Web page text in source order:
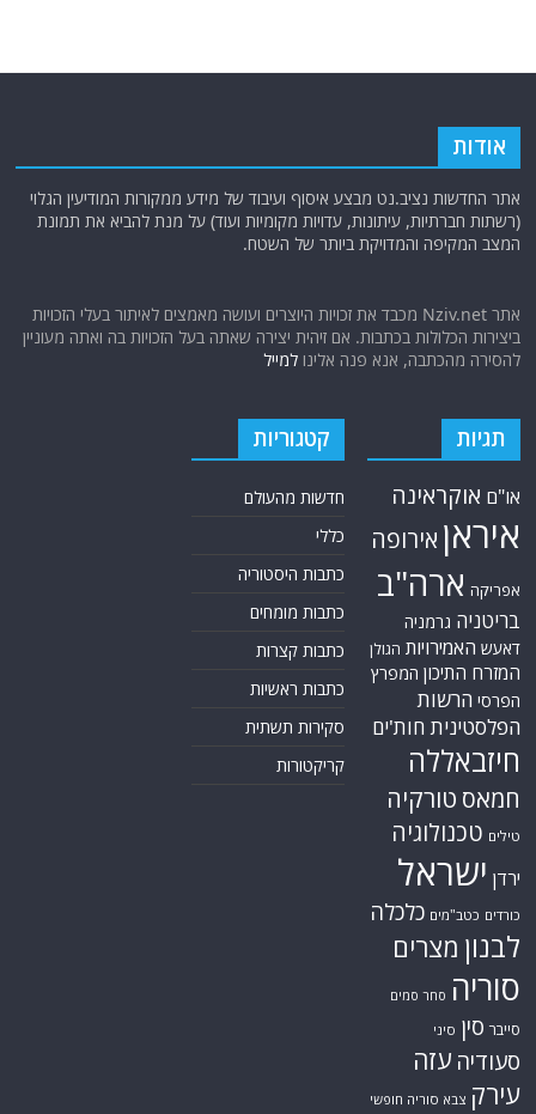
אודות
אתר החדשות נציב.נט מבצע איסוף ועיבוד של מידע ממקורות המודיעין הגלוי
(רשתות חברתיות, עיתונות, עדויות מקומיות ועוד) על מנת להביא את תמונת
המצב המקיפה והמדויקת ביותר של השטח.
אתר Nziv.net מכבד את זכויות היוצרים ועושה מאמצים לאיתור בעלי הזכויות
ביצירות הכלולות בכתבות. אם זיהית יצירה שאתה בעל הזכויות בה ואתה מעוניין
להסירה מהכתבה, אנא פנה אלינולמייל
תגיות
או"ם אוקראינה
איראן אירופה
אפריקה ארה"ב
בריטניה גרמניה
דאעש האמירויות הגולן
המזרח התיכון המפרץ
הפרסי הרשות
הפלסטינית חות'ים
חיזבאללה
חמאס טורקיה
טילים טכנולוגיה
ירדן ישראל
כורדים כטב"מים כלכלה
לבנון מצרים
סוריה סחר סמים
סייבר סין סיני
סעודיה עזה
עירק צבא סוריה חופשי
קטגוריות
חדשות מהעולם
כללי
כתבות היסטוריה
כתבות מומחים
כתבות קצרות
כתבות ראשיות
סקירות תשתית
קריקטורות